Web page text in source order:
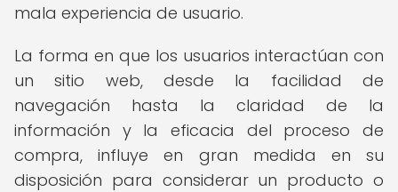
mala experiencia de usuario.
La forma en que los usuarios interactúan con
un sitio web, desde la facilidad de
navegación hasta la claridad de la
información y la eficacia del proceso de
compra, influye en gran medida en su
disposición para considerar un producto o